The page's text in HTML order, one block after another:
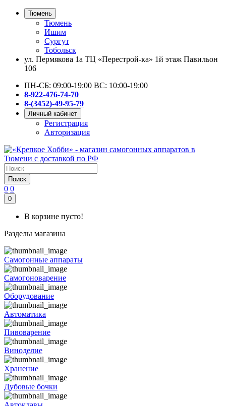
Тюмень
Тюмень
Ишим
Сургут
Тобольск
ул. Пермякова 1а ТЦ «Перестрой-ка» 1й этаж Павильон
106
ПН-СБ: 09:00-19:00 ВС: 10:00-19:00
8-922-476-74-70
8-(3452)-49-95-79
Личный кабинет
Регистрация
Авторизация
Поиск
0 0
0
В корзине пусто!
Разделы магазина
Самогонные аппараты
Самогоноварение
Оборудование
Автоматика
Пивоварение
Виноделие
Хранение
Дубовые бочки